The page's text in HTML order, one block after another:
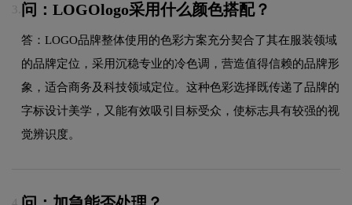
3. 问：LOGOlogo采用什么颜色搭配？
答：LOGO品牌整体使用的色彩方案充分契合了其在服装领域
的品牌定位，采用沉稳专业的冷色调，营造值得信赖的品牌形
象，适合商务及科技领域定位。这种色彩选择既传递了品牌的
字标设计美学，又能有效吸引目标受众，使标志具有较强的视
觉辨识度。